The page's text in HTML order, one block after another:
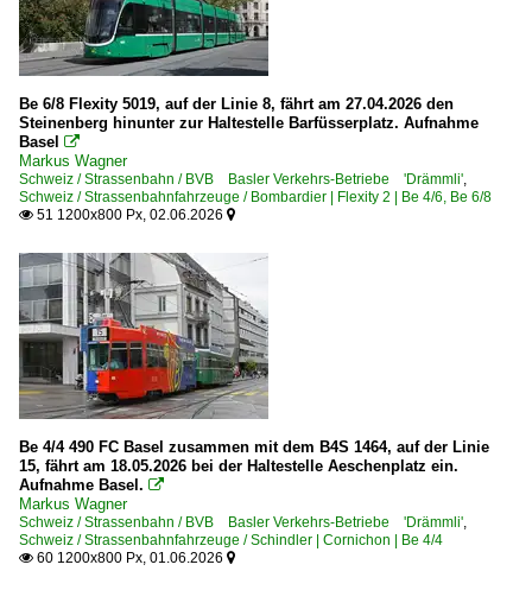
Be 6/8 Flexity 5019, auf der Linie 8, fährt am 27.04.2026 den
Steinenberg hinunter zur Haltestelle Barfüsserplatz. Aufnahme
Basel 
Markus Wagner
Schweiz / Strassenbahn / BVB Basler Verkehrs-Betriebe 'Drämmli'
Schweiz / Strassenbahnfahrzeuge / Bombardier | Flexity 2 | Be 4/6, Be 6/8
 51 1200x800 Px, 02.06.2026 
Be 4/4 490 FC Basel zusammen mit dem B4S 1464, auf der Linie
15, fährt am 18.05.2026 bei der Haltestelle Aeschenplatz ein.
Aufnahme Basel. 
Markus Wagner
Schweiz / Strassenbahn / BVB Basler Verkehrs-Betriebe 'Drämmli'
Schweiz / Strassenbahnfahrzeuge / Schindler | Cornichon | Be 4/4
 60 1200x800 Px, 01.06.2026 